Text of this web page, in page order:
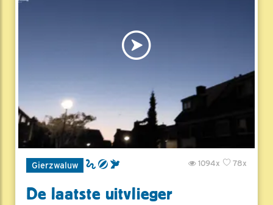
Gierzwaluw 78x
1094x
De laatste uitvlieger